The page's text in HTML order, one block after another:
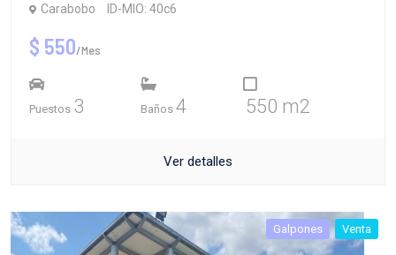
Carabobo ID-MIO: 40c6
$ 550/Mes
Puestos 3 Baños 4 550 m2
Ver detalles
Galpones Venta